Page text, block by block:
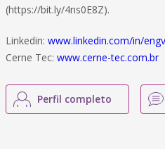
(https://bit.ly/4ns0E8Z).
Linkedin: www.linkedin.com/in/
Cerne Tec: www.cerne-tec.com.br
Perfil completo